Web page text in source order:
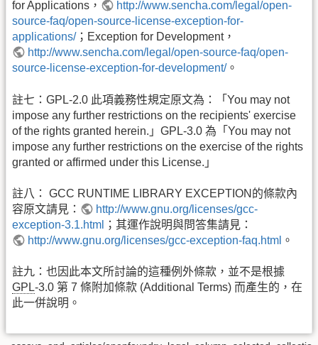
for Applications，
http://www.sencha.com/legal/open-
source-faq/open-source-license-exception-for-
applications/；Exception for Development，
http://www.sencha.com/legal/open-source-faq/open-
source-license-exception-for-development/。
註七：GPL-2.0 此項義務性規定原文為：「You may not
impose any further restrictions on the recipients' exercise
of the rights granted herein.」GPL-3.0 為「You may not
impose any further restrictions on the exercise of the rights
granted or affirmed under this License.」
註八： GCC RUNTIME LIBRARY EXCEPTION的條款內
容原文請見：
http://www.gnu.org/licenses/gcc-
exception-3.1.html
；其運作說明與問答集請見：
http://www.gnu.org/licenses/gcc-exception-faq.html 。
註九：也因此本文所討論的這種例外條款，並不是根據
GPL-3.0 第 7 條附加條款 (Additional Terms) 而產生的，在
此一併說明。